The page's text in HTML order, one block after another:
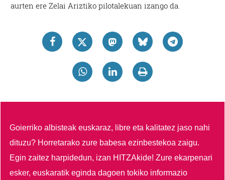
aurten ere Zelai Ariztiko pilotalekuan izango da.
Goierriko albisteak euskaraz, libre eta kalitatez jaso nahi
dituzu? Horretarako zure babesa ezinbestekoa zaigu.
Egin zaitez harpidedun, izan HITZAkide!Zure ekarpenari
esker, euskaratik eginda dagoen tokiko informazio